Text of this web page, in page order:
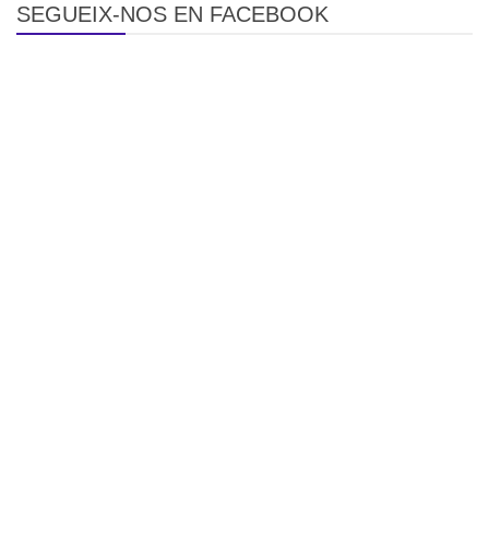
SEGUEIX-NOS EN FACEBOOK